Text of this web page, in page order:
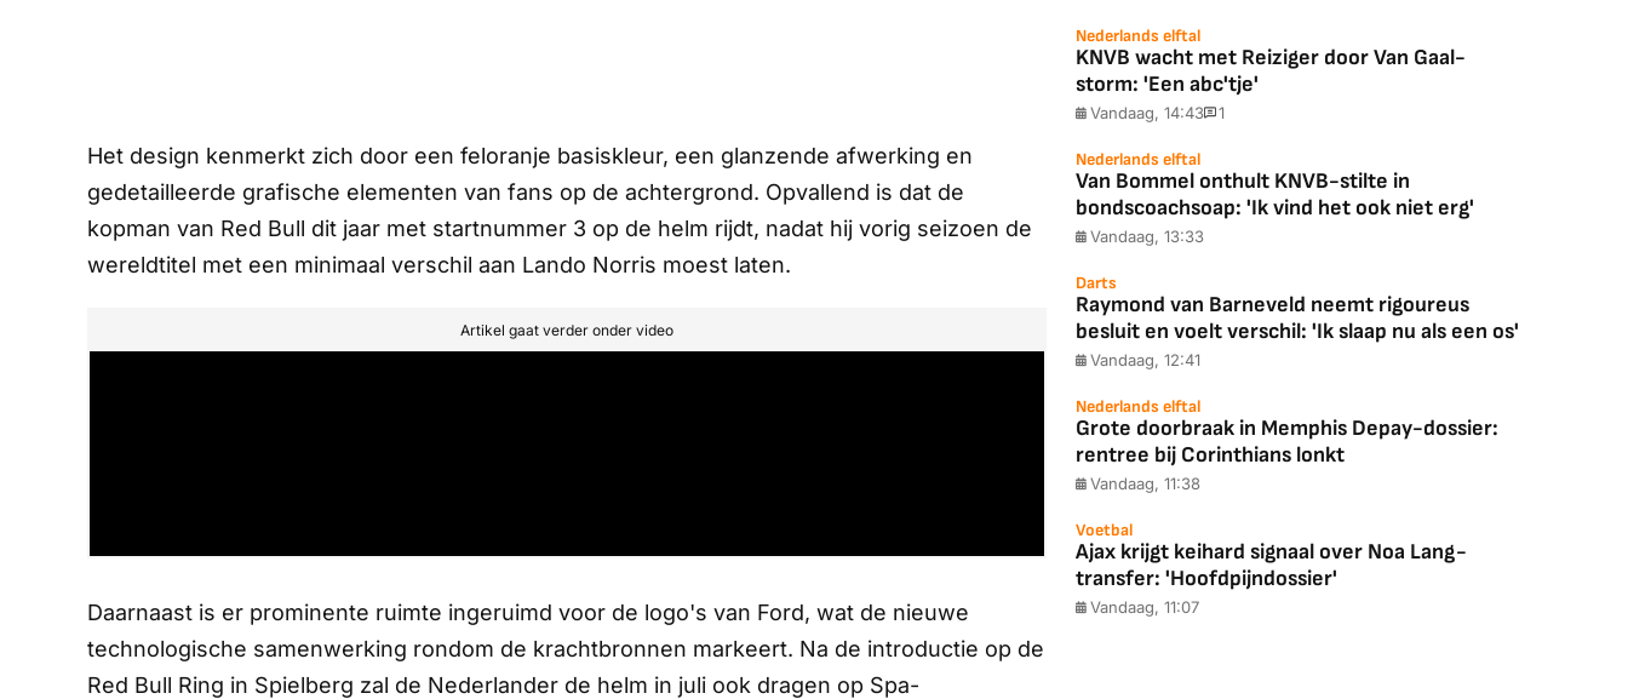
Het design kenmerkt zich door een feloranje basiskleur, een glanzende afwerking en
gedetailleerde grafische elementen van fans op de achtergrond. Opvallend is dat de
kopman van Red Bull dit jaar met startnummer 3 op de helm rijdt, nadat hij vorig seizoen de
wereldtitel met een minimaal verschil aan Lando Norris moest laten.
Artikel gaat verder onder video
Daarnaast is er prominente ruimte ingeruimd voor de logo's van Ford, wat de nieuwe
technologische samenwerking rondom de krachtbronnen markeert. Na de introductie op de
Red Bull Ring in Spielberg zal de Nederlander de helm in juli ook dragen op Spa-
Nederlands elftal
KNVB wacht met Reiziger door Van Gaal-
storm: 'Een abc'tje'
Vandaag, 14:43 1
Nederlands elftal
Van Bommel onthult KNVB-stilte in
bondscoachsoap: 'Ik vind het ook niet erg'
Vandaag, 13:33
Darts
Raymond van Barneveld neemt rigoureus
besluit en voelt verschil: 'Ik slaap nu als een os'
Vandaag, 12:41
Nederlands elftal
Grote doorbraak in Memphis Depay-dossier:
rentree bij Corinthians lonkt
Vandaag, 11:38
Voetbal
Ajax krijgt keihard signaal over Noa Lang-
transfer: 'Hoofdpijndossier'
Vandaag, 11:07